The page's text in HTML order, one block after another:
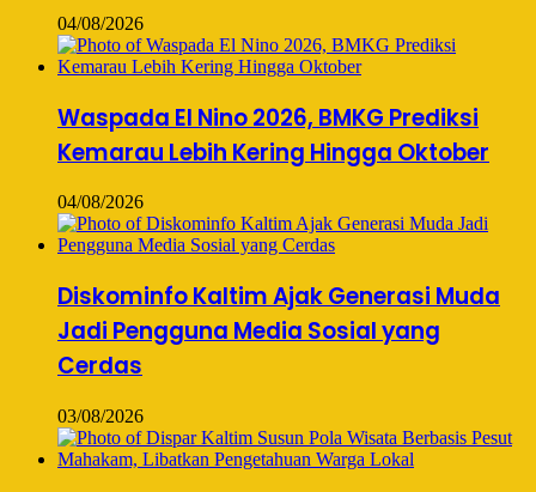
04/08/2026
Waspada El Nino 2026, BMKG Prediksi
Kemarau Lebih Kering Hingga Oktober
04/08/2026
Diskominfo Kaltim Ajak Generasi Muda
Jadi Pengguna Media Sosial yang
Cerdas
03/08/2026